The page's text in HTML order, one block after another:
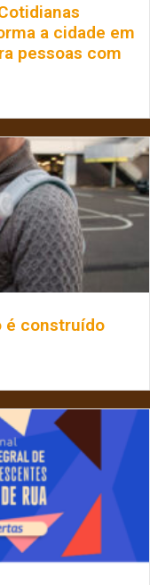
a cidade em
pessoas com
é construído